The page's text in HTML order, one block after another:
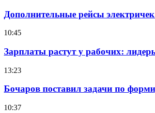
Дополнительные рейсы
10:45
Зарплаты растут у рабочих:
13:23
Бочаров поставил задачи по
10:37